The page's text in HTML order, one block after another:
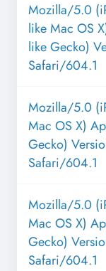
Mozilla/5.0
like Mac OS
like Gecko)
Safari/604.1
Mozilla/5.0
Mac OS X)
Gecko)
Safari/604.1
Mozilla/5.0
Mac OS X)
Gecko)
Safari/604.1